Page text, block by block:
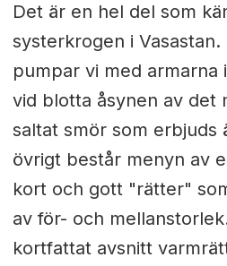
Det är en hel del som
systerkrogen i Vasastan.
pumpar vi med armarna
vid blotta åsynen av det
saltat smör som erbjuds
övrigt består menyn av
kort och gott "rätter"
av för- och
kortfattat avsnitt